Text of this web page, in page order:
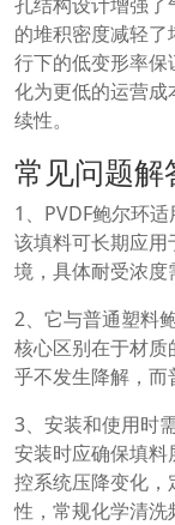
的堆积密度减轻
行下的低变形率
化为更低的运营
续性。
常见问题解
1、PVDF鲍尔环
该填料可长期应
境，具体耐受浓度
2、它与普通塑料
核心区别在于材质
乎不发生降解，而
3、安装和使用时
安装时应确保填
控系统压降变化
性，常规化学清洗